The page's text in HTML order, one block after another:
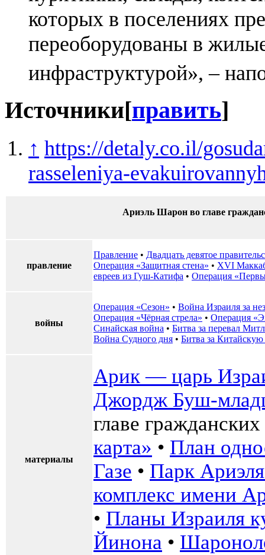
которых в поселениях
переоборудованы в
инфраструктурой», –
Источники[править]
↑ https://detaly.co.il/
rasseleniya-
Ариэль Шарон во главе
правление
Правление • Двадцать девятое
Операция «Защитная стена» • XVI
евреев из Гуш-Катифа • Операция
войны
Операция «Сезон» • Война Израиля за
Операция «Чёрная стрела» • Операция
Синайская война • Битва за перевал
Война Судного дня • Битва за
материалы
Арик — царь
Джордж Буш-
главе
карта» • План
Газе • Парк
комплекс имени
• Планы Израиля
Йинона •